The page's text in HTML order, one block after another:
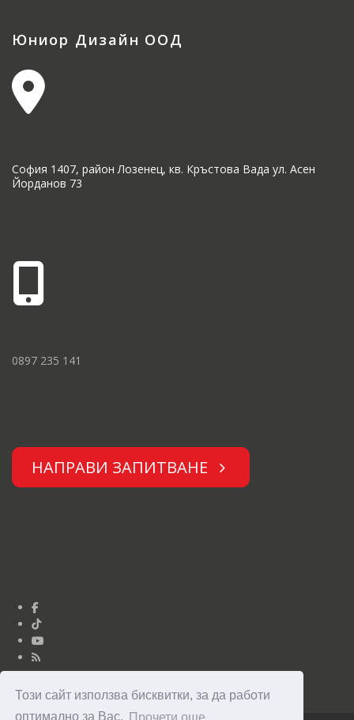
Този сайт използва бисквитки, за да работи
оптимално за Вас.
Прочети още
Юниор Дизайн ООД
София 1407, район Лозенец, кв. Кръстова Вада ул. Асен
Йорданов 73
0897 235 141
НАПРАВИ ЗАПИТВАНЕ